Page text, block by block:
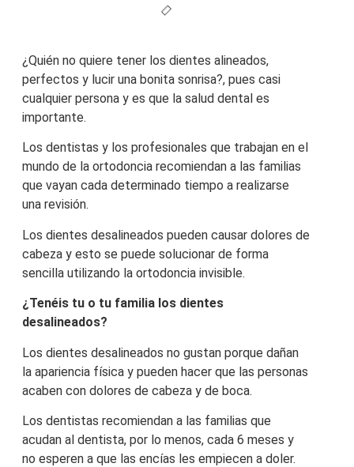
¿Quién no quiere tener los dientes alineados,
perfectos y lucir una bonita sonrisa?, pues casi
cualquier persona y es que la salud dental es
importante.
Los dentistas y los profesionales que trabajan en el
mundo de la ortodoncia recomiendan a las familias
que vayan cada determinado tiempo a realizarse
una revisión.
Los dientes desalineados pueden causar dolores de
cabeza y esto se puede solucionar de forma
sencilla utilizando la ortodoncia invisible.
¿Tenéis tu o tu familia los dientes
desalineados?
Los dientes desalineados no gustan porque dañan
la apariencia física y pueden hacer que las personas
acaben con dolores de cabeza y de boca.
Los dentistas recomiendan a las familias que
acudan al dentista, por lo menos, cada 6 meses y
no esperen a que las encías les empiecen a doler.